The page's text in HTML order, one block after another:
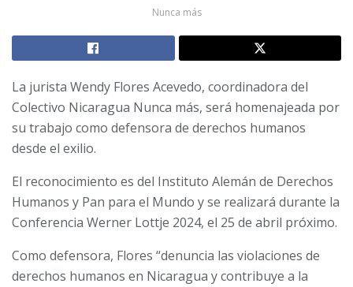
Nunca más
La jurista Wendy Flores Acevedo, coordinadora del
Colectivo Nicaragua Nunca más, será homenajeada por
su trabajo como defensora de derechos humanos
desde el exilio.
El reconocimiento es del Instituto Alemán de Derechos
Humanos y Pan para el Mundo y se realizará durante la
Conferencia Werner Lottje 2024, el 25 de abril próximo.
Como defensora, Flores “denuncia las violaciones de
derechos humanos en Nicaragua y contribuye a la